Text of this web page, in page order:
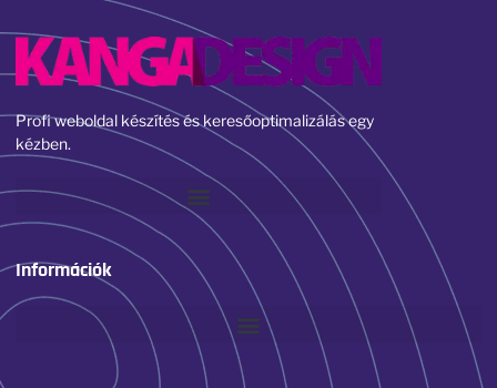
Profi weboldal készítés és keresőoptimalizálás egy
kézben.
Információk